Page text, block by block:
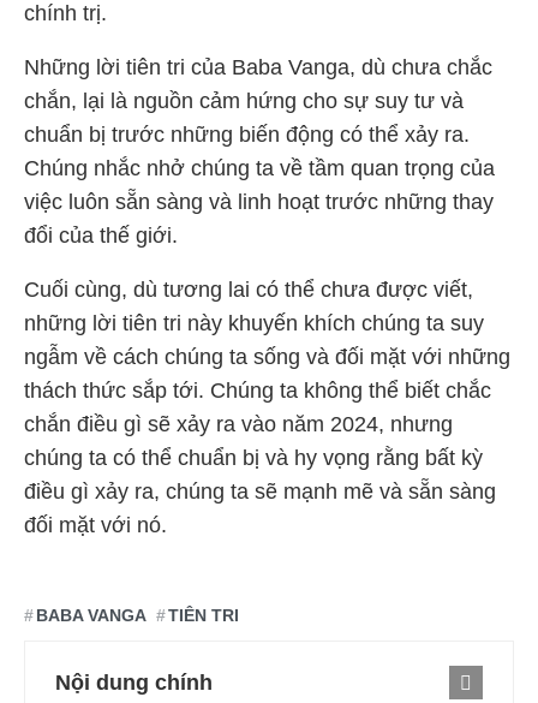
chính trị.
Những lời tiên tri của Baba Vanga, dù chưa chắc
chắn, lại là nguồn cảm hứng cho sự suy tư và
chuẩn bị trước những biến động có thể xảy ra.
Chúng nhắc nhở chúng ta về tầm quan trọng của
việc luôn sẵn sàng và linh hoạt trước những thay
đổi của thế giới.
Cuối cùng, dù tương lai có thể chưa được viết,
những lời tiên tri này khuyến khích chúng ta suy
ngẫm về cách chúng ta sống và đối mặt với những
thách thức sắp tới. Chúng ta không thể biết chắc
chắn điều gì sẽ xảy ra vào năm 2024, nhưng
chúng ta có thể chuẩn bị và hy vọng rằng bất kỳ
điều gì xảy ra, chúng ta sẽ mạnh mẽ và sẵn sàng
đối mặt với nó.
BABA VANGA TIÊN TRI
Nội dung chính